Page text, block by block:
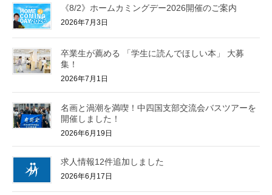
《8/2》ホームカミングデー2026開催のご案内
2026年7月3日
卒業生が薦める 「学生に読んでほしい本」 大募
集！
2026年7月1日
名画と渦潮を満喫！中四国支部交流会バスツアーを
開催しました！
2026年6月19日
求人情報12件追加しました
2026年6月17日